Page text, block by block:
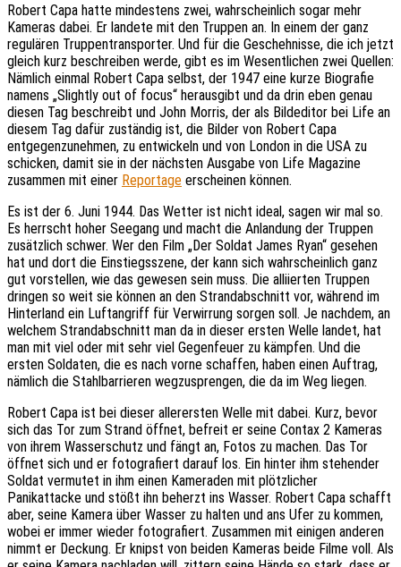
Robert Capa hatte mindestens zwei, wahrscheinlich sogar mehr
Kameras dabei. Er landete mit den Truppen an. In einem der ganz
regulären Truppentransporter. Und für die Geschehnisse, die ich jetzt
gleich kurz beschreiben werde, gibt es im Wesentlichen zwei Quellen:
Nämlich einmal Robert Capa selbst, der 1947 eine kurze Biografie
namens „Slightly out of focus“ herausgibt und da drin eben genau
diesen Tag beschreibt und John Morris, der als Bildeditor bei Life an
diesem Tag dafür zuständig ist, die Bilder von Robert Capa
entgegenzunehmen, zu entwickeln und von London in die USA zu
schicken, damit sie in der nächsten Ausgabe von Life Magazine
zusammen mit einer Reportage erscheinen können.
Es ist der 6. Juni 1944. Das Wetter ist nicht ideal, sagen wir mal so.
Es herrscht hoher Seegang und macht die Anlandung der Truppen
zusätzlich schwer. Wer den Film „Der Soldat James Ryan“ gesehen
hat und dort die Einstiegsszene, der kann sich wahrscheinlich ganz
gut vorstellen, wie das gewesen sein muss. Die alliierten Truppen
dringen so weit sie können an den Strandabschnitt vor, während im
Hinterland ein Luftangriff für Verwirrung sorgen soll. Je nachdem, an
welchem Strandabschnitt man da in dieser ersten Welle landet, hat
man mit viel oder mit sehr viel Gegenfeuer zu kämpfen. Und die
ersten Soldaten, die es nach vorne schaffen, haben einen Auftrag,
nämlich die Stahlbarrieren wegzusprengen, die da im Weg liegen.
Robert Capa ist bei dieser allerersten Welle mit dabei. Kurz, bevor
sich das Tor zum Strand öffnet, befreit er seine Contax 2 Kameras
von ihrem Wasserschutz und fängt an, Fotos zu machen. Das Tor
öffnet sich und er fotografiert darauf los. Ein hinter ihm stehender
Soldat vermutet in ihm einen Kameraden mit plötzlicher
Panikattacke und stößt ihn beherzt ins Wasser. Robert Capa schafft
aber, seine Kamera über Wasser zu halten und ans Ufer zu kommen,
wobei er immer wieder fotografiert. Zusammen mit einigen anderen
nimmt er Deckung. Er knipst von beiden Kameras beide Filme voll. Als